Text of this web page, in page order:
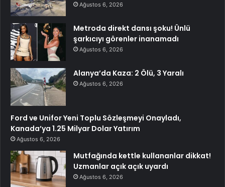
Ağustos 6, 2026
Metroda direkt dansı şoku! Ünlü
şarkıcıyı görenler inanamadı
Ağustos 6, 2026
Alanya’da Kaza: 2 Ölü, 3 Yaralı
Ağustos 6, 2026
Ford ve Unifor Yeni Toplu Sözleşmeyi Onayladı,
Kanada’ya 1.25 Milyar Dolar Yatırım
Ağustos 6, 2026
Mutfağında kettle kullananlar dikkat!
Uzmanlar açık açık uyardı
Ağustos 6, 2026